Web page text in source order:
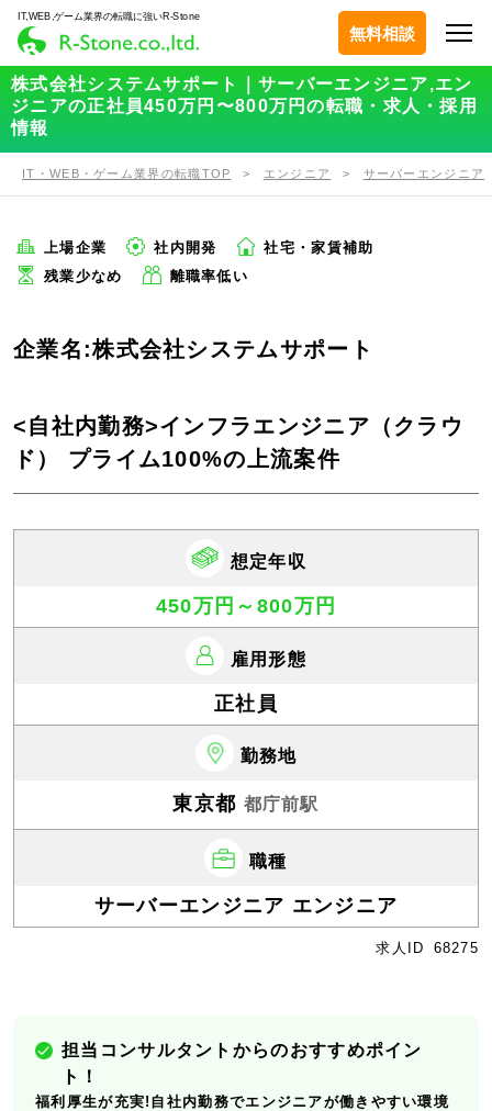
IT,WEB,ゲーム業界の転職に強いR-Stone
無料相談
株式会社システムサポート｜サーバーエンジニア,エン
ジニアの正社員450万円〜800万円の転職・求人・採用
情報
IT・WEB・ゲーム業界の転職TOP エンジニア サーバーエンジニア
上場企業 社内開発
社宅・家賃補助
残業少なめ
離職率低い
企業名:株式会社システムサポート
<自社内勤務>インフラエンジニア（クラウ
ド） プライム100%の上流案件
想定年収
450万円～800万円
雇用形態
正社員
勤務地
東京都 都庁前駅
職種
サーバーエンジニア エンジニア
求人ID 68275
担当コンサルタントからのおすすめポイン
ト！
福利厚生が充実!自社内勤務でエンジニアが働きやすい環境